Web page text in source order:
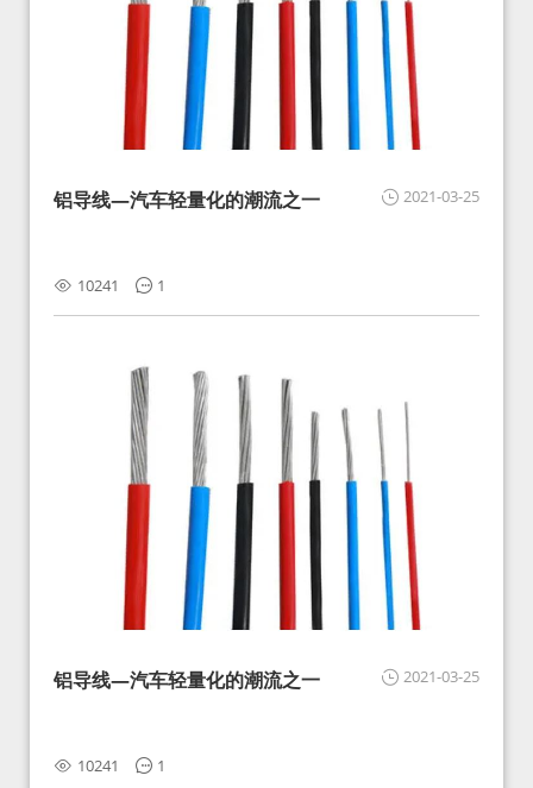
2021-03-25
铝导线—汽车轻量化的潮流之一
10241 1
2021-03-25
铝导线—汽车轻量化的潮流之一
10241 1